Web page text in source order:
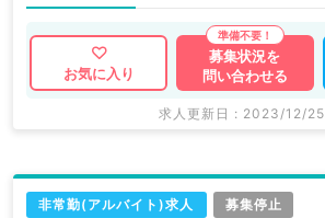
お気に入り
募集状況を
問い合わせる
求人更新日 : 2023/12/25
非常勤(アルバイト)求人 募集停止